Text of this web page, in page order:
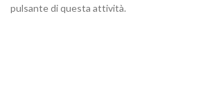
pulsante di questa attività.